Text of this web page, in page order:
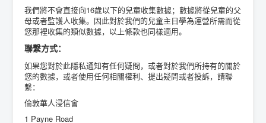
我們將不會直接向16歲以下的兒童收集數據；數據將從兒童的父
母或者監護人收集。因此對於我們的兒童主日學為運營所需而從
您那裡收集的類似數據，以上條款也同樣適用。
聯繫方式：
如果您對於此隱私通知有任何疑問，或者對於我們所持有的關於
您的數據，或者使用任何相關權利、提出疑問或者投訴，請聯
繫：
倫敦華人浸信會
1 Payne Road